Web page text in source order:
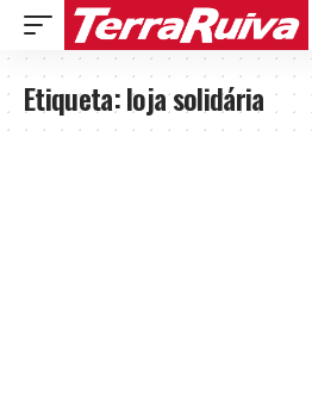
Etiqueta:loja solidária